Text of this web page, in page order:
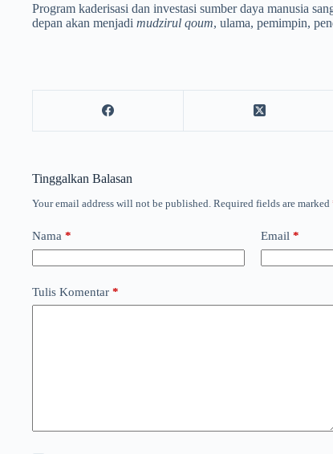
Program kaderisasi dan investasi sumber daya manusia
depan akan menjadi mudzirul qoum, ulama, pemimpin,
Tinggalkan Balasan
Your email address will not be published. Required fields are marked
Nama * Email *
Tulis Komentar *